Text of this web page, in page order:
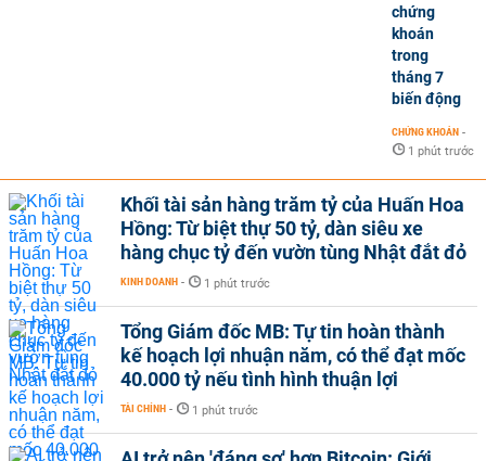
chứng
khoán
trong
tháng 7
biến động
CHỨNG KHOÁN -
1 phút trước
Khối tài sản hàng trăm tỷ của Huấn Hoa
Hồng: Từ biệt thự 50 tỷ, dàn siêu xe
hàng chục tỷ đến vườn tùng Nhật đắt đỏ
KINH DOANH - 1 phút trước
Tổng Giám đốc MB: Tự tin hoàn thành
kế hoạch lợi nhuận năm, có thể đạt mốc
40.000 tỷ nếu tình hình thuận lợi
TÀI CHÍNH - 1 phút trước